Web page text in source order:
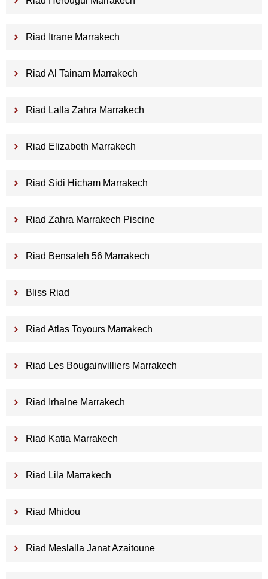
Riad Itrane Marrakech
Riad Al Tainam Marrakech
Riad Lalla Zahra Marrakech
Riad Elizabeth Marrakech
Riad Sidi Hicham Marrakech
Riad Zahra Marrakech Piscine
Riad Bensaleh 56 Marrakech
Bliss Riad
Riad Atlas Toyours Marrakech
Riad Les Bougainvilliers Marrakech
Riad Irhalne Marrakech
Riad Katia Marrakech
Riad Lila Marrakech
Riad Mhidou
Riad Meslalla Janat Azaitoune